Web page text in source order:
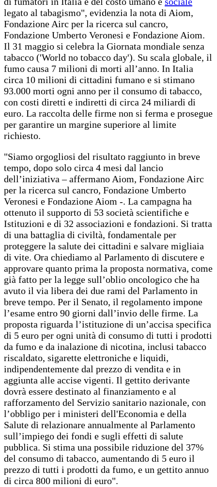
legato al tabagismo", evidenzia la nota di Aiom,
Fondazione Airc per la ricerca sul cancro,
Fondazione Umberto Veronesi e Fondazione Aiom.
Il 31 maggio si celebra la Giornata mondiale senza
tabacco ('World no tobacco day'). Su scala globale, il
fumo causa 7 milioni di morti all’anno. In Italia
circa 10 milioni di cittadini fumano e si stimano
93.000 morti ogni anno per il consumo di tabacco,
con costi diretti e indiretti di circa 24 miliardi di
euro. La raccolta delle firme non si ferma e prosegue
per garantire un margine superiore al limite
richiesto.
"Siamo orgogliosi del risultato raggiunto in breve
tempo, dopo solo circa 4 mesi dal lancio
dell’iniziativa – affermano Aiom, Fondazione Airc
per la ricerca sul cancro, Fondazione Umberto
Veronesi e Fondazione Aiom -. La campagna ha
ottenuto il supporto di 53 società scientifiche e
Istituzioni e di 32 associazioni e fondazioni. Si tratta
di una battaglia di civiltà, fondamentale per
proteggere la salute dei cittadini e salvare migliaia
di vite. Ora chiediamo al Parlamento di discutere e
approvare quanto prima la proposta normativa, come
già fatto per la legge sull’oblio oncologico che ha
avuto il via libera dei due rami del Parlamento in
breve tempo. Per il Senato, il regolamento impone
l’esame entro 90 giorni dall’invio delle firme. La
proposta riguarda l’istituzione di un’accisa specifica
di 5 euro per ogni unità di consumo di tutti i prodotti
da fumo e da inalazione di nicotina, inclusi tabacco
riscaldato, sigarette elettroniche e liquidi,
indipendentemente dal prezzo di vendita e in
aggiunta alle accise vigenti. Il gettito derivante
dovrà essere destinato al finanziamento e al
rafforzamento del Servizio sanitario nazionale, con
l’obbligo per i ministeri dell'Economia e della
Salute di relazionare annualmente al Parlamento
sull’impiego dei fondi e sugli effetti di salute
pubblica. Si stima una possibile riduzione del 37%
del consumo di tabacco, aumentando di 5 euro il
prezzo di tutti i prodotti da fumo, e un gettito annuo
di circa 800 milioni di euro".